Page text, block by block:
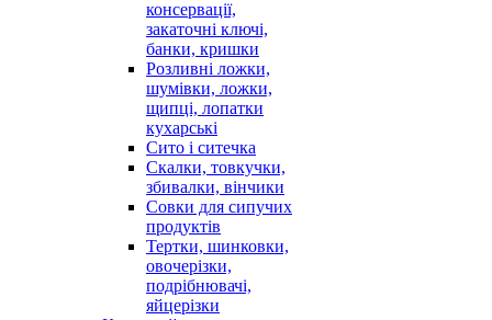
консервації,
закаточні ключі,
банки, кришки
Розливні ложки,
шумівки, ложки,
щипці, лопатки
кухарські
Сито і ситечка
Скалки, товкучки,
збивалки, вінчики
Совки для сипучих
продуктів
Тертки, шинковки,
овочерізки,
подрібнювачі,
яйцерізки